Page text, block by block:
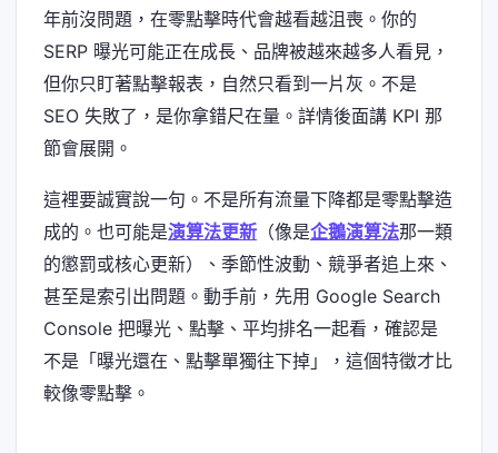
年前沒問題，在零點擊時代會越看越沮喪。你的
SERP 曝光可能正在成長、品牌被越來越多人看見，
但你只盯著點擊報表，自然只看到一片灰。不是
SEO 失敗了，是你拿錯尺在量。詳情後面講 KPI 那
節會展開。
這裡要誠實說一句。不是所有流量下降都是零點擊造
成的。也可能是演算法更新 （像是企鵝演算法那一類
的懲罰或核心更新）、季節性波動、競爭者追上來、
甚至是索引出問題。動手前，先用 Google Search
Console 把曝光、點擊、平均排名一起看，確認是
不是「曝光還在、點擊單獨往下掉」，這個特徵才比
較像零點擊。